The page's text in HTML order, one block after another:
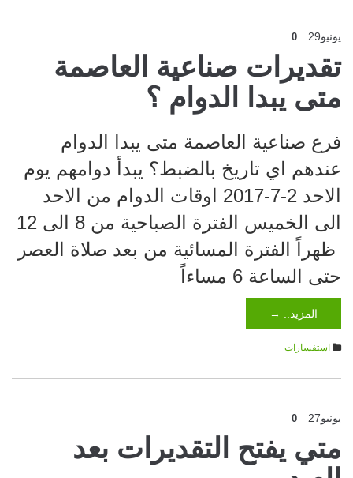
يونيو29
0
تقديرات صناعية العاصمة
متى يبدا الدوام ؟
فرع صناعية العاصمة متى يبدا الدوام
عندهم اي تاريخ بالضبط؟ يبدأ دوامهم يوم
الاحد 2-7-2017 اوقات الدوام من الاحد
الى الخميس الفترة الصباحية من 8 الى 12
ظهراً الفترة المسائية من بعد صلاة العصر
حتى الساعة 6 مساءاً
المزيد.. →
استفسارات
يونيو27
0
متي يفتح التقديرات بعد